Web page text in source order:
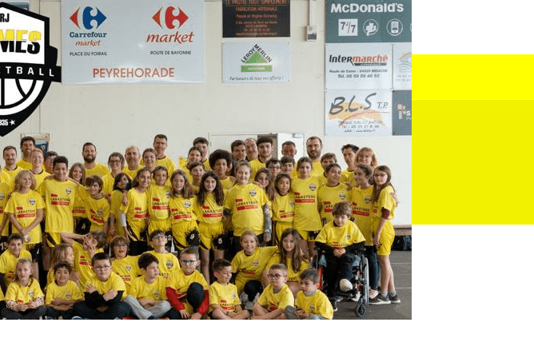
Exporter les lignes sélectionnées
Exporter toutes les colonnes
Exporter uniquement les colonnes affichées
Menu
<
>
Résultats du Week-End
Programme du Week-End
Évènements
Documents Utiles
Galeries photo
?>
Images de la page d'accueil
Cliquez pour éditer